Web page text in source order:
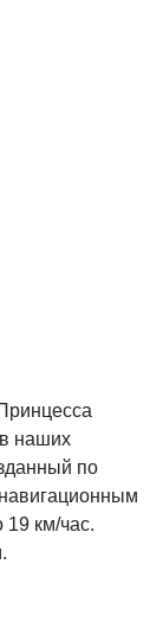
наших
по
19 км/час.